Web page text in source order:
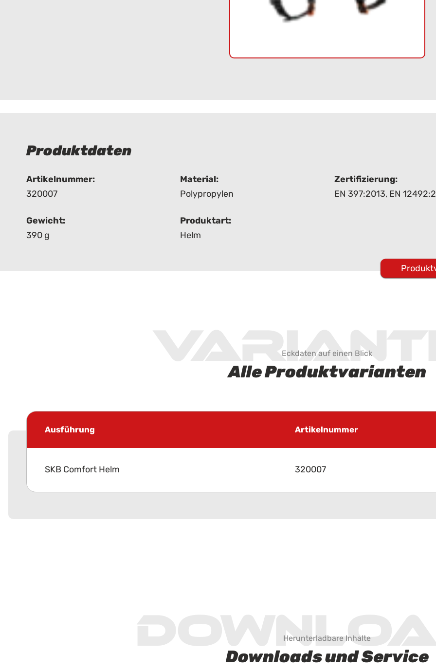
Produktdaten
Artikelnummer:
320007
Material:
Polypropylen
Zertifizierung:
EN 397:2013, EN
Gewicht:
390 g
Produktart:
Helm
Eckdaten auf einen Blick
Alle Produktvarianten
Ausführung Artikelnummer
SKB Comfort Helm 320007
Herunterladbare Inhalte
Downloads und Service